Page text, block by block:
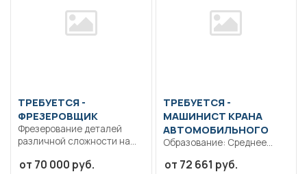
ТРЕБУЕТСЯ -
ФРЕЗЕРОВЩИК
Фрезерование деталей
различной сложности на
вертикальных фрезерных...
от 70 000 руб.
ТРЕБУЕТСЯ -
МАШИНИСТ КРАНА
АВТОМОБИЛЬНОГО
Образование: Среднее
образование..
от 72 661 руб.